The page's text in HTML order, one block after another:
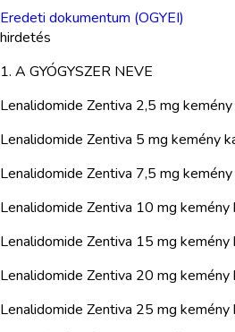
Eredeti dokumentum (OGYEI)
hirdetés
1. A GYÓGYSZER NEVE
Lenalidomide Zentiva 2,5 mg kemény
Lenalidomide Zentiva 5 mg kemény
Lenalidomide Zentiva 7,5 mg kemény
Lenalidomide Zentiva 10 mg kemény
Lenalidomide Zentiva 15 mg kemény
Lenalidomide Zentiva 20 mg kemény
Lenalidomide Zentiva 25 mg kemény